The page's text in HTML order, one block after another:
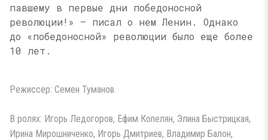
павшему в первые дни победоносной
революции!» — писал о нем Ленин. Однако
до «победоносной» революции было еще более
10 лет.
Режиссер: Семен Туманов.
В ролях: Игорь Ледогоров, Ефим Копелян, Элина Быстрицкая,
Ирина Мирошниченко, Игорь Дмитриев, Владимир Балон,